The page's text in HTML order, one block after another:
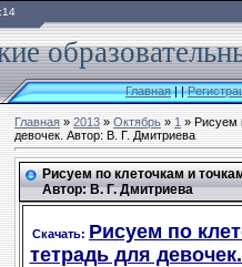
Главная||
Главная»2013 » Октябрь » 1» Рисуем
девочек. Автор: В. Г. Дмитриева
Рисуем по клеточкам и
Автор: В. Г. Дмитриева
Скачать: Рисуем по
тетрадь для